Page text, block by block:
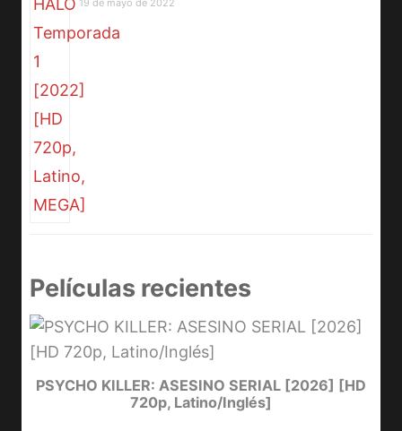
19 de mayo de 2022
Películas recientes
PSYCHO KILLER: ASESINO SERIAL [2026] [HD
720p, Latino/Inglés]